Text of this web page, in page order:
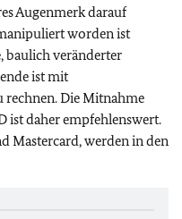
Augenmerk darauf
worden ist
baulich veränderter
ist mit
rechnen. Die Mitnahme
ist daher empfehlenswert.
Mastercard, werden in den